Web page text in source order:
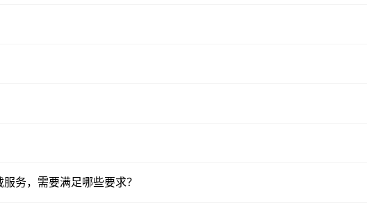
务，需要满足哪些要求？